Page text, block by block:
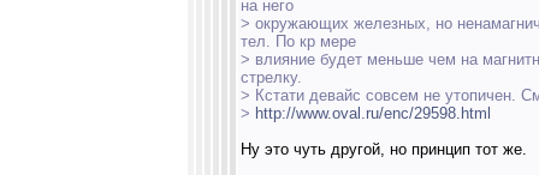
на него
> окружающих железных, но
тел. По кр мере
> влияние будет меньше чем на
стрелку.
> Кстати девайс совсем не утопичен.
> http://www.oval.ru/enc/29598.html
Ну это чуть другой, но принцип тот же.